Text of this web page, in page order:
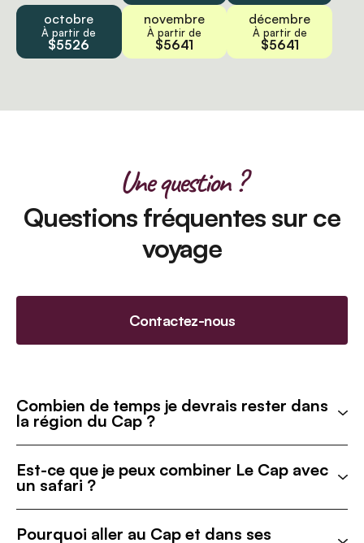
octobre
À partir de
$5526
novembre
À partir de
$5641
décembre
À partir de
$5641
Une question ?
Questions fréquentes sur ce
voyage
Contactez-nous
Combien de temps je devrais rester dans
la région du Cap ?
Est-ce que je peux combiner Le Cap avec
un safari ?
Pourquoi aller au Cap et dans ses